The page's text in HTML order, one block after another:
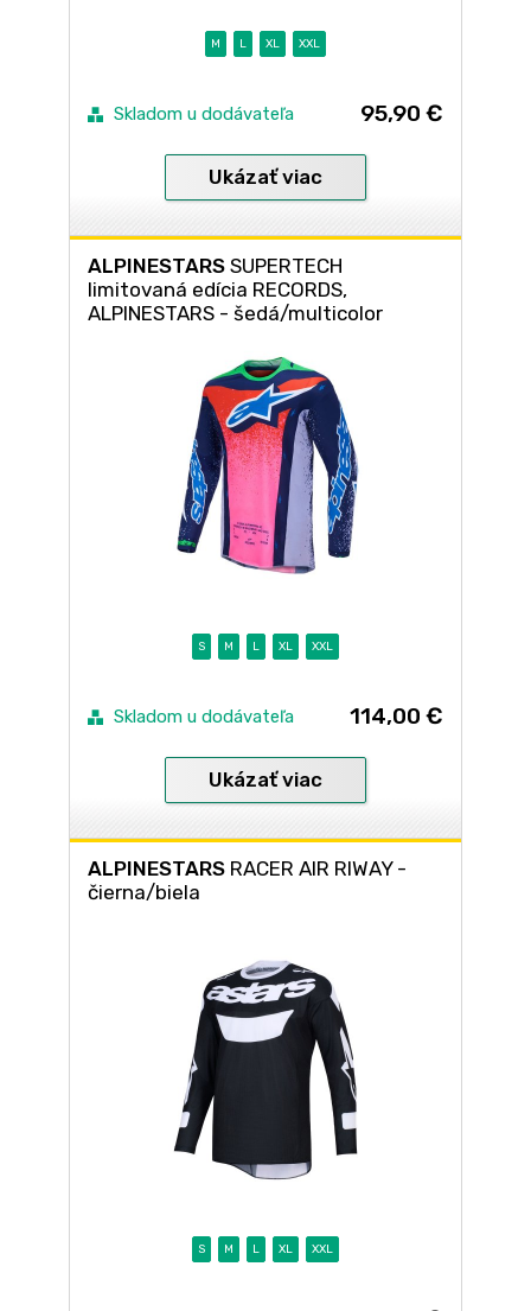
M L XL XXL
Skladom u dodávateľa 95,90 €
Ukázať viac
ALPINESTARS SUPERTECH
limitovaná edícia RECORDS,
ALPINESTARS - šedá/multicolor
S M L XL XXL
Skladom u dodávateľa 114,00 €
Ukázať viac
ALPINESTARS RACER AIR RIWAY -
čierna/biela
S M L XL XXL